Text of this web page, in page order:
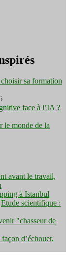
sa formation
face à l’IA ?
le monde de la
avant le travail,
à Istanbul
Etude scientifique :
"chasseur de
d’échouer,